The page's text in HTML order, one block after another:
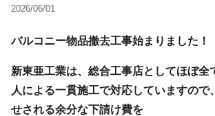
2026/06/01
バルコニー物品撤去工事始まりました！
新東亜工業は、総合工事店としてほぼ全
人による一貫施工で対応していますので
せされる余分な下請け費を